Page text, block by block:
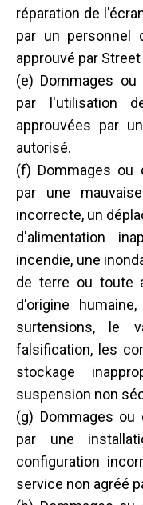
réparation de
par un personnel
approuvé par Street
(e) Dommages
par l'utilisation
approuvées par
autorisé.
(f) Dommages ou
par une
incorrecte, un
d'alimentation
incendie, une
de terre ou toute
d'origine
surtensions, le
falsification, les
stockage
suspension non
(g) Dommages ou
par une
configuration
service non agréé